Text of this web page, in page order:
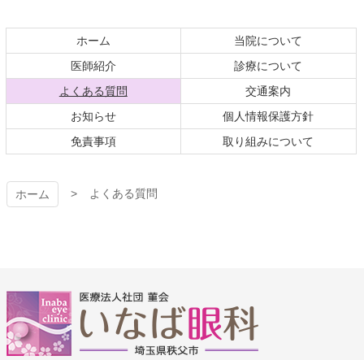
へ
戻
ホーム
当院について
医師紹介
診療について
よくある質問現在のページ
交通案内
お知らせ
個人情報保護方針
免責事項
取り組みについて
ホーム よくある質問